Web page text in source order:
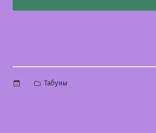
Опубликовано
Табуны